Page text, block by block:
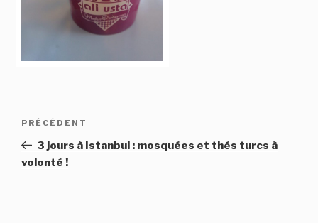
Navigation
l’article
Article
précédent
PRÉCÉDENT
3 jours à Istanbul : mosquées et thés turcs à
volonté !